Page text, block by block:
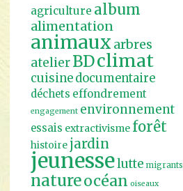
agriculture album
alimentation
animaux arbres
atelier BDclimat
cuisine documentaire
déchets effondrement
engagement environnement
essais extractivisme forêt
histoire jardin
jeunesselutte migrants
natureocéan oiseaux